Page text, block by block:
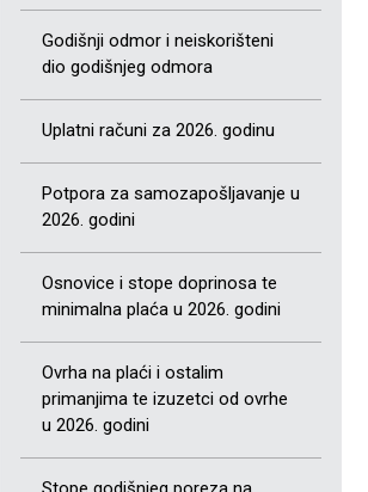
Godišnji odmor i neiskorišteni
dio godišnjeg odmora
Uplatni računi za 2026. godinu
Potpora za samozapošljavanje u
2026. godini
Osnovice i stope doprinosa te
minimalna plaća u 2026. godini
Ovrha na plaći i ostalim
primanjima te izuzetci od ovrhe
u 2026. godini